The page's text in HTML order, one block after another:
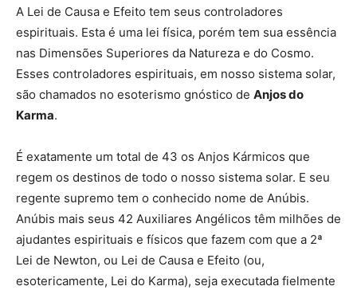
A Lei de Causa e Efeito tem seus controladores
espirituais. Esta é uma lei física, porém tem sua essência
nas Dimensões Superiores da Natureza e do Cosmo.
Esses controladores espirituais, em nosso sistema solar,
são chamados no esoterismo gnóstico de Anjos do
Karma.
É exatamente um total de 43 os Anjos Kármicos que
regem os destinos de todo o nosso sistema solar. E seu
regente supremo tem o conhecido nome de Anúbis.
Anúbis mais seus 42 Auxiliares Angélicos têm milhões de
ajudantes espirituais e físicos que fazem com que a 2ª
Lei de Newton, ou Lei de Causa e Efeito (ou,
esotericamente, Lei do Karma), seja executada fielmente